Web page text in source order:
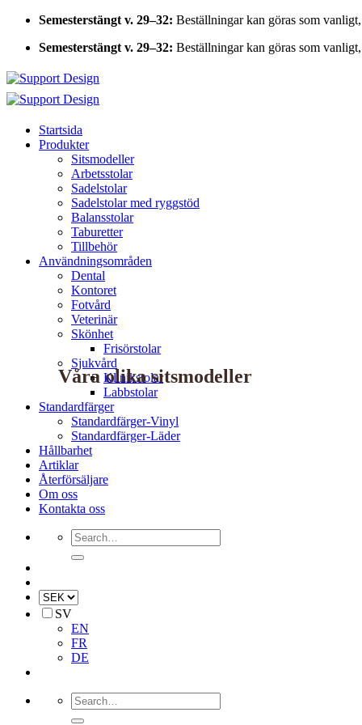
Skip
content
Semesterstängt v. 29–32: Beställningar kan göras som
Semesterstängt v. 29–32: Beställningar kan göras som
Startsida
Produkter
Sitsmodeller
Arbetsstolar
Sadelstolar
Sadelstolar med ryggstöd
Balansstolar
Taburetter
Tillbehör
Användningsområden
Dental
Kontoret
Fotvård
Veterinär
Skönhet
Frisörstolar
Sjukvård
Klinikstolar
Labbstolar
Standardfärger
Standardfärger-Vinyl
Standardfärger-Läder
Hållbarhet
Artiklar
Återförsäljare
Om oss
Kontakta oss
Search
for:
SV
EN
FR
DE
Search
for:
Våra olikasitsmodeller